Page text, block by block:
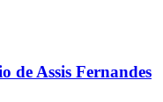
de Assis Fernandes